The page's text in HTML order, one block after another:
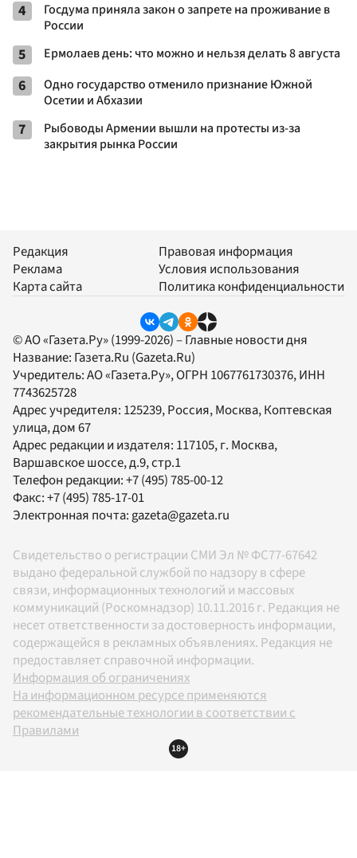
4
Госдума приняла закон о запрете на проживание в
России
5 Ермолаев день: что можно и нельзя делать 8 августа
6
Одно государство отменило признание Южной
Осетии и Абхазии
7
Рыбоводы Армении вышли на протесты из-за
закрытия рынка России
Редакция
Реклама
Карта сайта
Правовая информация
Условия использования
Политика конфиденциальности
© АО «Газета.Ру» (1999-2026) – Главные новости дня
Название: Газета.Ru (Gazeta.Ru)
Учредитель:АО «Газета.Ру», ОГРН 1067761730376, ИНН
7743625728
Адрес учредителя: 125239, Россия, Москва, Коптевская
улица, дом 67
Адрес редакции и издателя: 117105, г. Москва,
Варшавское шоссе, д.9, стр.1
Телефон редакции:+7 (495) 785-00-12
Факс:+7 (495) 785-17-01
Электронная почта: gazeta@gazeta.ru
Свидетельство о регистрации СМИ Эл № ФС77-67642
выдано федеральной службой по надзору в сфере
связи, информационных технологий и массовых
коммуникаций (Роскомнадзор) 10.11.2016 г. Редакция не
несет ответственности за достоверность информации,
содержащейся в рекламных объявлениях. Редакция не
предоставляет справочной информации.
Информация об ограничениях
На информационном ресурсе применяются
рекомендательные технологии в соответствии с
Правилами
18+